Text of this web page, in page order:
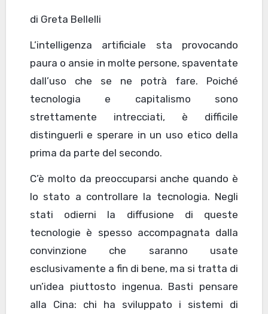
di Greta Bellelli
L’intelligenza artificiale sta provocando
paura o ansie in molte persone, spaventate
dall’uso che se ne potrà fare. Poiché
tecnologia e capitalismo sono
strettamente intrecciati, è difficile
distinguerli e sperare in un uso etico della
prima da parte del secondo.
C’è molto da preoccuparsi anche quando è
lo stato a controllare la tecnologia. Negli
stati odierni la diffusione di queste
tecnologie è spesso accompagnata dalla
convinzione che saranno usate
esclusivamente a fin di bene, ma si tratta di
un’idea piuttosto ingenua. Basti pensare
alla Cina: chi ha sviluppato i sistemi di